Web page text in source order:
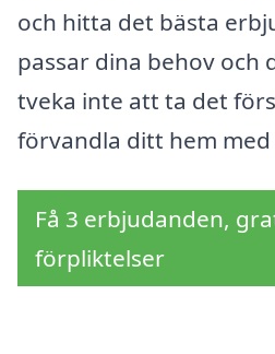
och hitta det bästa
passar dina behov och
tveka inte att ta det
förvandla ditt hem med
Få 3 erbjudanden,
förpliktelser